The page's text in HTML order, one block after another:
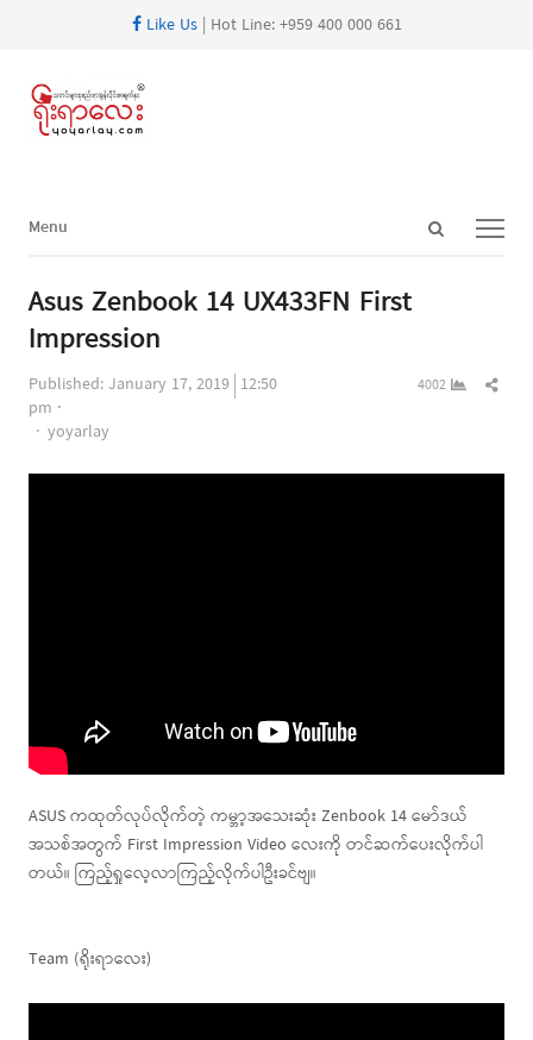
Like Us| Hot Line: +959 400 000 661
Open
Menu
Menu
Asus Zenbook 14 UX433FN First
Impression
Published:January 17, 2019 12:50
pm
Author
yoyarlay
4002
ASUS ကထုတ်လုပ်လိုက်တဲ့ ကမ္ဘာ့အသေးဆုံး Zenbook 14 မော်ဒယ်
အသစ်အတွက် First Impression Video လေးကို တင်ဆက်ပေးလိုက်ပါ
တယ်။ ကြည့်ရှုလေ့လာကြည့်လိုက်ပါဦးခင်ဗျ။
Team (ရိုးရာလေး)